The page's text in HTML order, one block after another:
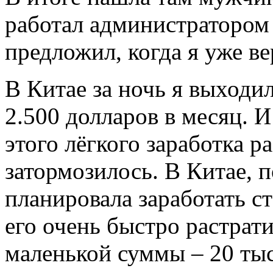
работал
предложил, когда я уже
В Китае за ночь я
2.500 долларов в месяц.
этого лёгкого заработка
затормозилось. В Китае,
планировала заработать
его очень быстро
маленькой суммы – 20